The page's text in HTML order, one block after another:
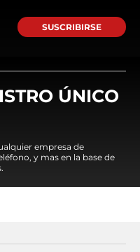
SUSCRIBIRSE
ÚNICO
empresa de
y mas en la base de